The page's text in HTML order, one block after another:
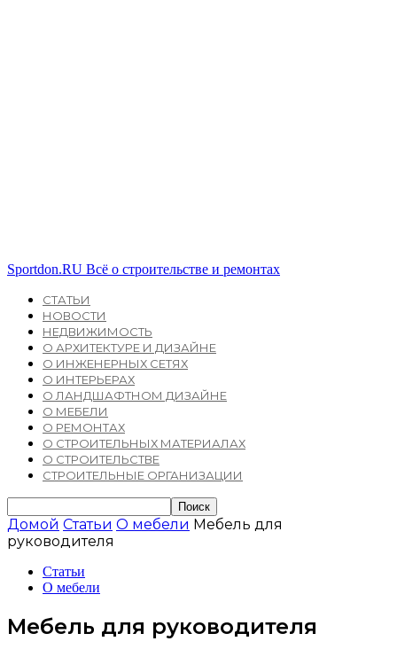
Sportdon.RU Всё о строительстве и ремонтах
СТАТЬИ
НОВОСТИ
НЕДВИЖИМОСТЬ
О АРХИТЕКТУРЕ И ДИЗАЙНЕ
О ИНЖЕНЕРНЫХ СЕТЯХ
О ИНТЕРЬЕРАХ
О ЛАНДШАФТНОМ ДИЗАЙНЕ
О МЕБЕЛИ
О РЕМОНТАХ
О СТРОИТЕЛЬНЫХ МАТЕРИАЛАХ
О СТРОИТЕЛЬСТВЕ
СТРОИТЕЛЬНЫЕ ОРГАНИЗАЦИИ
Домой Статьи О мебели Мебель для
руководителя
Статьи
О мебели
Мебель для руководителя